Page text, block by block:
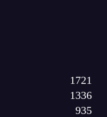
1721
1336
935